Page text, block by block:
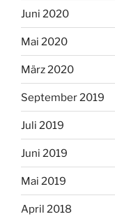
Juni 2020
Mai 2020
März 2020
September 2019
Juli 2019
Juni 2019
Mai 2019
April 2018